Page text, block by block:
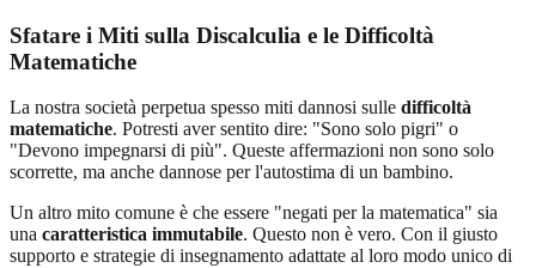
Sfatare i Miti sulla Discalculia e le Difficoltà
Matematiche
La nostra società perpetua spesso miti dannosi sulle difficoltà
matematiche. Potresti aver sentito dire: "Sono solo pigri" o
"Devono impegnarsi di più". Queste affermazioni non sono solo
scorrette, ma anche dannose per l'autostima di un bambino.
Un altro mito comune è che essere "negati per la matematica" sia
una caratteristica immutabile. Questo non è vero. Con il giusto
supporto e strategie di insegnamento adattate al loro modo unico di